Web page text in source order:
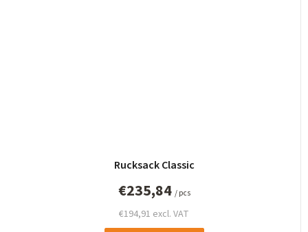
Rucksack Classic
€194,91 excl. VAT
€235,84 / pcs